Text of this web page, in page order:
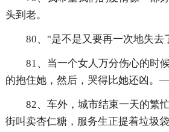
头到老。
80、"是不是又要再一次地失
81、当一个女人万分伤心的时
的抱住她，然后，哭得比她还凶。
82、车外，城市结束一天的繁
街叫卖杏仁糖，服务生正提着垃圾